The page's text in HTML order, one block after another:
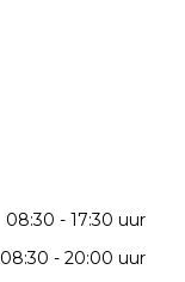
08:30 - 17:30 uur
08:30 - 20:00 uur